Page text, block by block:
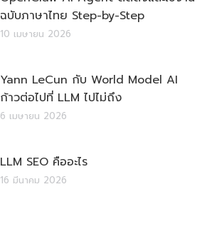
ฉบับภาษาไทย Step-by-Step
10 เมษายน 2026
Yann LeCun กับ World Model AI
ก้าวต่อไปที่ LLM ไปไม่ถึง
6 เมษายน 2026
LLM SEO คืออะไร
16 มีนาคม 2026